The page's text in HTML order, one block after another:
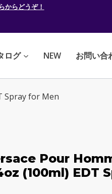
からどうぞ！
ログ NEW お問い合
Spray for Men
Pour
(100ml) EDT